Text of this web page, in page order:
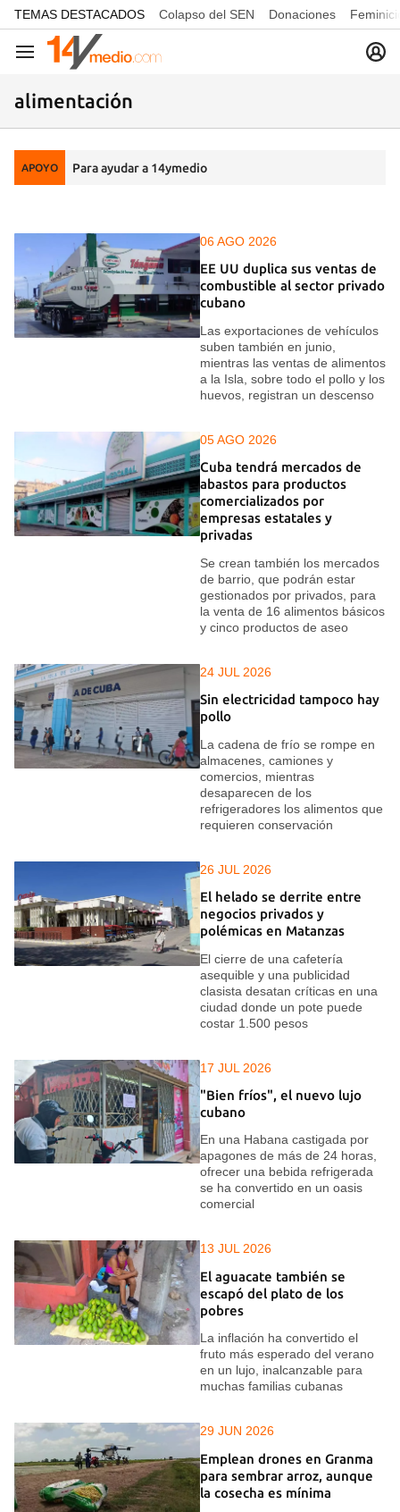
common.go-to-content
TEMAS DESTACADOS Colapso del SEN Donaciones
Navegación
alimentación
APOYO Para ayudar a 14ymedio
06 AGO 2026
EE UU duplica sus ventas de
combustible al sector privado
cubano
Las exportaciones de vehículos
suben también en junio,
mientras las ventas de alimentos
a la Isla, sobre todo el pollo y los
huevos, registran un descenso
05 AGO 2026
Cuba tendrá mercados de
abastos para productos
comercializados por
empresas estatales y
privadas
Se crean también los mercados
de barrio, que podrán estar
gestionados por privados, para
la venta de 16 alimentos básicos
y cinco productos de aseo
24 JUL 2026
Sin electricidad tampoco hay
pollo
La cadena de frío se rompe en
almacenes, camiones y
comercios, mientras
desaparecen de los
refrigeradores los alimentos que
requieren conservación
26 JUL 2026
El helado se derrite entre
negocios privados y
polémicas en Matanzas
El cierre de una cafetería
asequible y una publicidad
clasista desatan críticas en una
ciudad donde un pote puede
costar 1.500 pesos
17 JUL 2026
"Bien fríos", el nuevo lujo
cubano
En una Habana castigada por
apagones de más de 24 horas,
ofrecer una bebida refrigerada
se ha convertido en un oasis
comercial
13 JUL 2026
El aguacate también se
escapó del plato de los
pobres
La inflación ha convertido el
fruto más esperado del verano
en un lujo, inalcanzable para
muchas familias cubanas
29 JUN 2026
Emplean drones en Granma
para sembrar arroz, aunque
la cosecha es mínima